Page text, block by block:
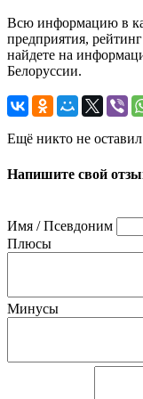
Всю информацию в
предприятия,
найдете на
Белоруссии.
Ещё никто не
Напишите свой
Имя / Псевдоним
Плюсы
Минусы